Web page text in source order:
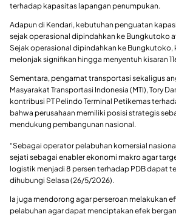
terhadap kapasitas lapangan penumpukan.
Adapun di Kendari, kebutuhan penguatan
sejak operasional dipindahkan ke Bungkutoko
Sejak operasional dipindahkan ke Bungkutoko,
melonjak signifikan hingga menyentuh kisaran
Sementara, pengamat transportasi sekaligus
Masyarakat Transportasi Indonesia (MTI), Tory
kontribusi PT Pelindo Terminal Petikemas
bahwa perusahaan memiliki posisi strategis
mendukung pembangunan nasional.
“Sebagai operator pelabuhan komersial
sejati sebagai enabler ekonomi makro agar
logistik menjadi 8 persen terhadap PDB dapat
dihubungi Selasa (26/5/2026).
Ia juga mendorong agar perseroan melakukan
pelabuhan agar dapat menciptakan efek